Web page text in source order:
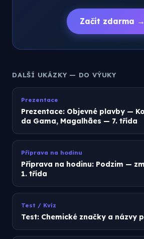
Začít zdarma →
DALŠÍ UKÁZKY — DO VÝUKY
Prezentace
Prezentace: Objevné plavby —
da Gama, Magalhães — 7. třída
Příprava na hodinu
Příprava na hodinu: Podzim —
1. třída
Test / Kvíz
Test: Chemické značky a názvy